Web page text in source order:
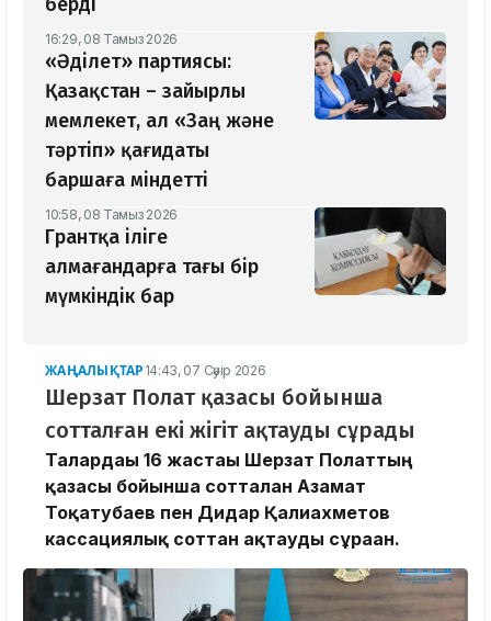
16:29, 08 Тамыз 2026
«Әділет» партиясы:
Қазақстан – зайырлы
мемлекет, ал «Заң және
тәртіп» қағидаты
баршаға міндетті
10:58, 08 Тамыз 2026
Грантқа іліге
алмағандарға тағы бір
мүмкіндік бар
ЖАҢАЛЫҚТАР 14:43, 07 Сәуір 2026
Шерзат Полат қазасы бойынша
сотталған екі жігіт ақтауды сұрады
Талғардағы 16 жастағы Шерзат Полаттың
қазасы бойынша сотталған Азамат
Тоқатубаев пен Дидар Қалиахметов
кассациялық соттан ақтауды сұраған.